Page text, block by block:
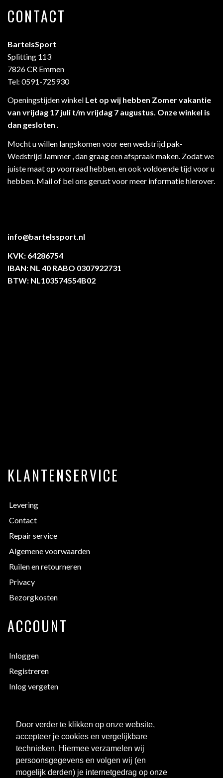
Door verder te klikken op onze website,
accepteer je cookies en vergelijkbare
technieken. Hiermee verzamelen wij
persoonsgegevens en volgen wij (en
mogelijk derden) je internetgedrag op onze
CONTACT
BartelsSport
Splitting 113
7826 CR Emmen
Tel: 0591-725930
Openingstijden winkel Let op wij hebben Zomer vakantie
van vrijdag 17 juli t/m vrijdag 7 augustus. Onze winkel is
dan gesloten .
Mocht u willen langskomen voor een wedstrijd pak-
Wedstrijd Jammer , dan graag een afspraak maken. Zodat we
juiste maat op voorraad hebben. en ook voldoende tijd voor u
hebben. Mail of bel ons gerust voor meer informatie hierover.
info@bartelssport.nl
KVK: 64286754
IBAN: NL 40 RABO 0307922731
BTW: NL103574554B02
KLANTENSERVICE
Levering
Contact
Repair service
Algemene voorwaarden
Ruilen en retourneren
Privacy
Bezorgkosten
ACCOUNT
Inloggen
Registreren
Inlog vergeten
Bedrukken
Maattabellen
Links